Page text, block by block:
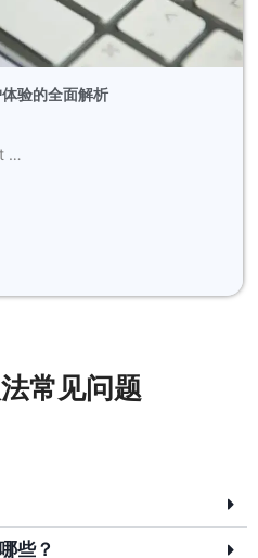
验的全面解析
…
常见问题
些？